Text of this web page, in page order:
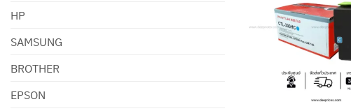
HP
SAMSUNG
BROTHER
EPSON